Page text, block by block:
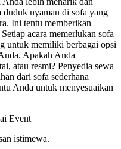
nyaman di sofa yang
Ini tentu memberikan
acara memerlukan sofa
untuk memiliki berbagai opsi
Apakah Anda
atau resmi? Penyedia sewa
dari sofa sederhana
Anda untuk menyesuaikan
Event
istimewa.